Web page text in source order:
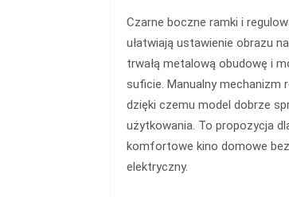
Czarne boczne ramki i
ułatwiają ustawienie obrazu
trwałą metalową obudowę i
suficie. Manualny mechanizm
dzięki czemu model dobrze
użytkowania. To propozycja
komfortowe kino domowe
elektryczny.